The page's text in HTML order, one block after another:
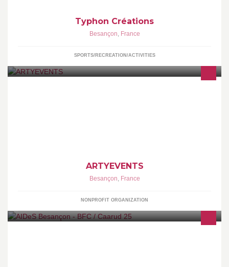
Typhon Créations
Besançon, France
SPORTS/RECREATION/ACTIVITIES
ARTYEVENTS
Besançon, France
NONPROFIT ORGANIZATION